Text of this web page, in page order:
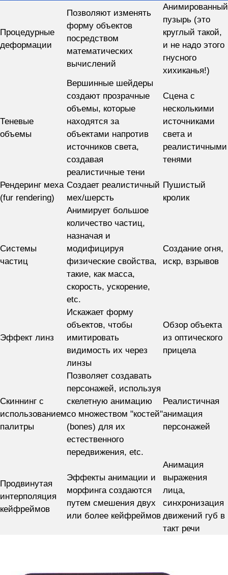
Процедурные
деформации
Позволяют изменять
форму объектов
посредством
математических
вычислений
Анимированный
пузырь (это
круглый такой,
и не надо этого
гнусного
хихиканья!)
Теневые
объемы
Вершинные шейдеры
создают прозрачные
объемы, которые
находятся за
объектами напротив
источников света,
создавая
реалистичные тени
Сцена с
несколькими
источниками
света и
реалистичными
тенями
Рендеринг меха
(fur rendering)
Создает реалистичный
мех/шерсть
Пушистый
кролик
Системы
частиц
Анимирует большое
количество частиц,
назначая и
модифицируя
физические свойства,
такие, как масса,
скорость, ускорение,
etc.
Создание огня,
искр, взрывов
Эффект линз
Искажает форму
объектов, чтобы
имитировать
видимость их через
линзы
Обзор объекта
из оптического
прицела
Скиннинг с
использованием
палитры
Позволяет создавать
персонажей, используя
скелетную анимацию
со множеством "костей"
(bones) для их
естественного
передвижения, etc.
Реалистичная
анимация
персонажей
Продвинутая
интерполяция
кейфреймов
Эффекты анимации и
морфинга создаются
путем смешения двух
или более кейфреймов
Анимация
выражения
лица,
синхронизация
движений губ в
такт речи